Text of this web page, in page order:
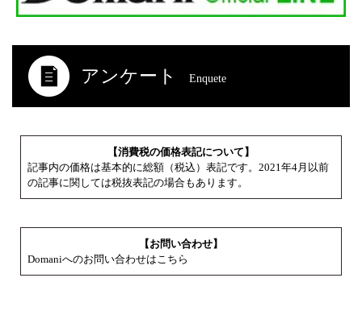
アンケート Enquete
【消費税の価格表記について】
記事内の価格は基本的に総額（税込）表記です。2021年4月以前
の記事に関しては税抜表記の場合もあります。
【お問い合わせ】
Domaniへのお問い合わせはこちら